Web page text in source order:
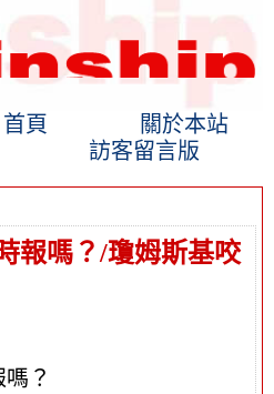
首頁
關於本站
訪客留言版
報嗎？/瓊姆斯基咬
？